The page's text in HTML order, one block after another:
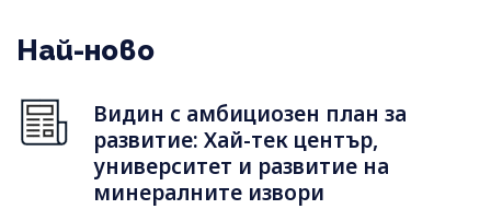
Най-ново
Видин с амбициозен план за
развитие: Хай-тек център,
университет и развитие на
минералните извори